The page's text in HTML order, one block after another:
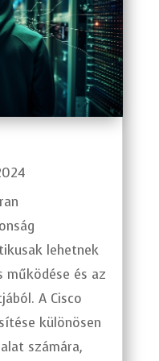
lehetnek
működése és az
A Cisco
különösen
számára,